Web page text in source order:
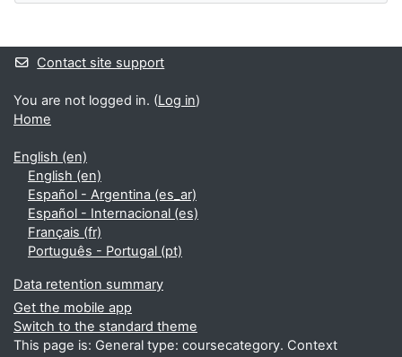
Supplementary blocks
Contact site support
You are not logged in. (Log in)
Home
English ‎(en)‎
English ‎(en)‎
Español - Argentina ‎(es_ar)‎
Español - Internacional ‎(es)‎
Français ‎(fr)‎
Português - Portugal ‎(pt)‎
Data retention summary
Get the mobile app
Switch to the standard theme
This page is: General type: coursecategory. Context